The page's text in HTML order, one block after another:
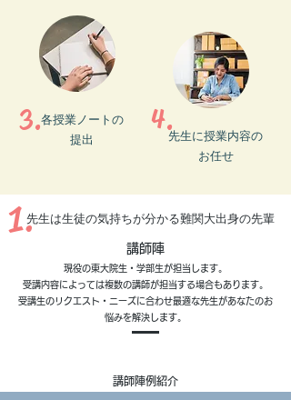
3. 4.
各授業ノートの
提出
先生に授業内容の
お任せ
先生は生徒の気持ちが分かる難関大出身の先輩
1.
講師陣
現役の東大院生・学部生が担当します。
受講内容によっては複数の講師が担当する場合もあります。
​受講生のリクエスト・ニーズに合わせ最適な先生があなたのお
悩みを解決します。
講師陣例紹介